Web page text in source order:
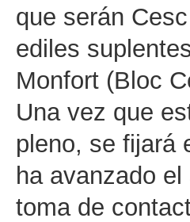
que serán
ediles
Monfort (Bloc
Una vez que
pleno, se fijará
ha avanzado
toma de